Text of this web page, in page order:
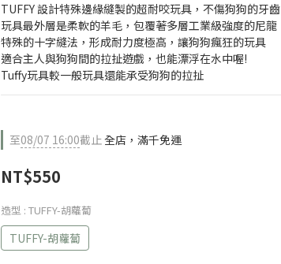
TUFFY 設計特殊邊緣縫製的超耐咬玩具，不傷狗狗的牙齒
玩具最外層是柔軟的羊毛，包覆著多層工業級強度的尼龍
特殊的十字縫法，形成耐力度極高，讓狗狗瘋狂的玩具
適合主人與狗狗間的拉扯遊戲，也能漂浮在水中喔!
Tuffy玩具較一般玩具還能承受狗狗的拉扯
至08/07 16:00截止全店，滿千免運
NT$550
造型 : TUFFY-胡蘿蔔
TUFFY-胡蘿蔔